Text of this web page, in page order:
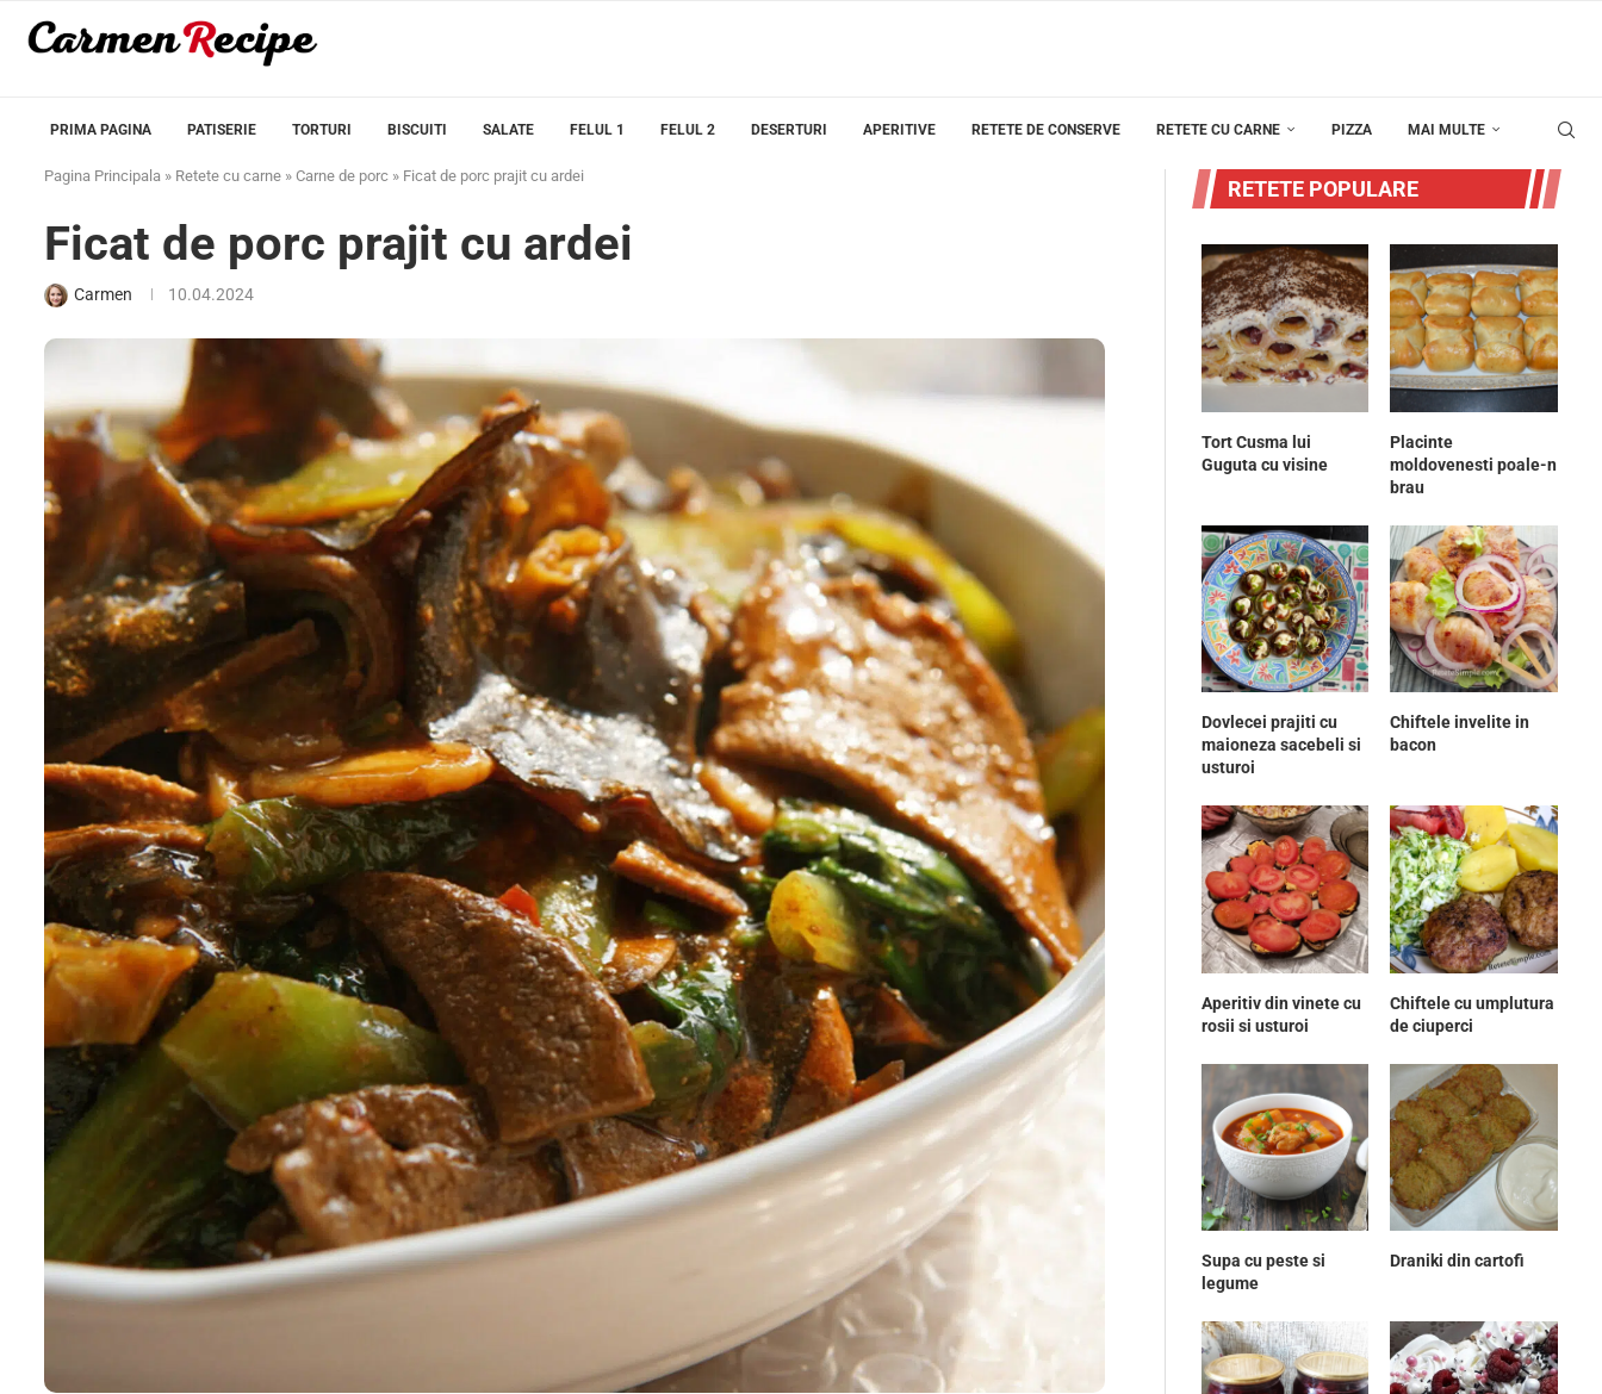
PRIMA PAGINA PATISERIE TORTURI BISCUITI SALATE FELUL 1 FELUL 2 DESERTURI APERITIVE RETETE DE CONSERVE RETETE CU CARNE PIZZA MAI MULTE
Pagina Principala » Retete cu carne » Carne de porc » Ficat de porc prajit cu ardei
Ficat de porc prajit cu ardei
Carmen 10.04.2024
RETETE POPULARE
Tort Cusma lui
Guguta cu visine
Placinte
moldovenesti poale-n
brau
Dovlecei prajiti cu
maioneza sacebeli si
usturoi
Chiftele invelite in
bacon
Aperitiv din vinete cu
rosii si usturoi
Chiftele cu umplutura
de ciuperci
Supa cu peste si
legume
Draniki din cartofi